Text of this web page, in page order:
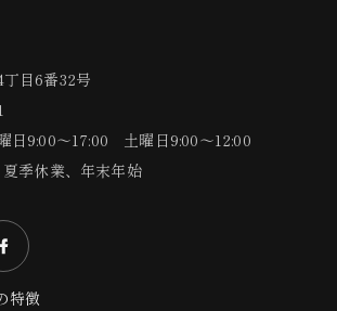
目6番32号
日9:00〜17:00 土曜日9:00〜12:00
季休業、年末年始
特徴